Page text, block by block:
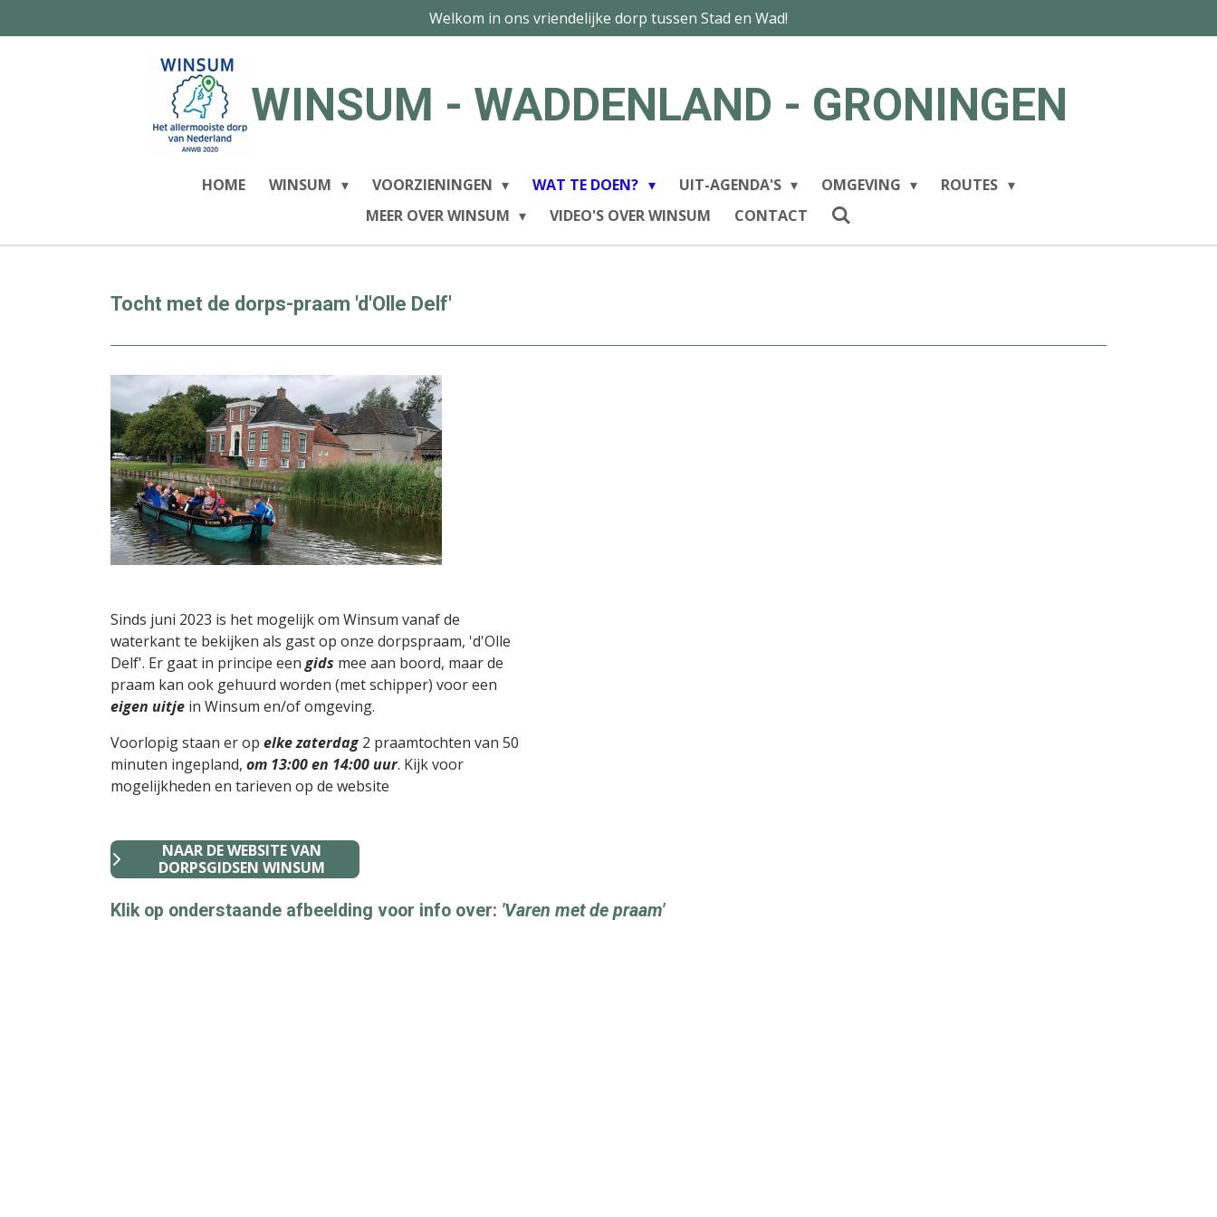
direct
Welkom in ons vriendelijke dorp tussen Stad en Wad!
WINSUM - WADDENLAND - GRONINGEN
HOME WINSUM VOORZIENINGEN WAT TE DOEN? UIT-AGENDA'S OMGEVING
ROUTES
MEER OVER WINSUM
VIDEO'S OVER WINSUM CONTACT
Tocht met de dorps-praam 'd'Olle Delf'
Sinds juni 2023 is het mogelijk om Winsum vanaf de
waterkant te bekijken als gast op onze dorpspraam, 'd'Olle
Delf'. Er gaat in principe een gids mee aan boord, maar de
praam kan ook gehuurd worden (met schipper) voor een
eigen uitje in Winsum en/of omgeving.
Voorlopig staan er op elke zaterdag2 praamtochten van 50
minuten ingepland, om 13:00 en 14:00 uur. Kijk voor
mogelijkheden en tarieven op de website
NAAR DE WEBSITE VAN
DORPSGIDSEN WINSUM
Klik op onderstaande afbeelding voor info over: 'Varen met de praam'